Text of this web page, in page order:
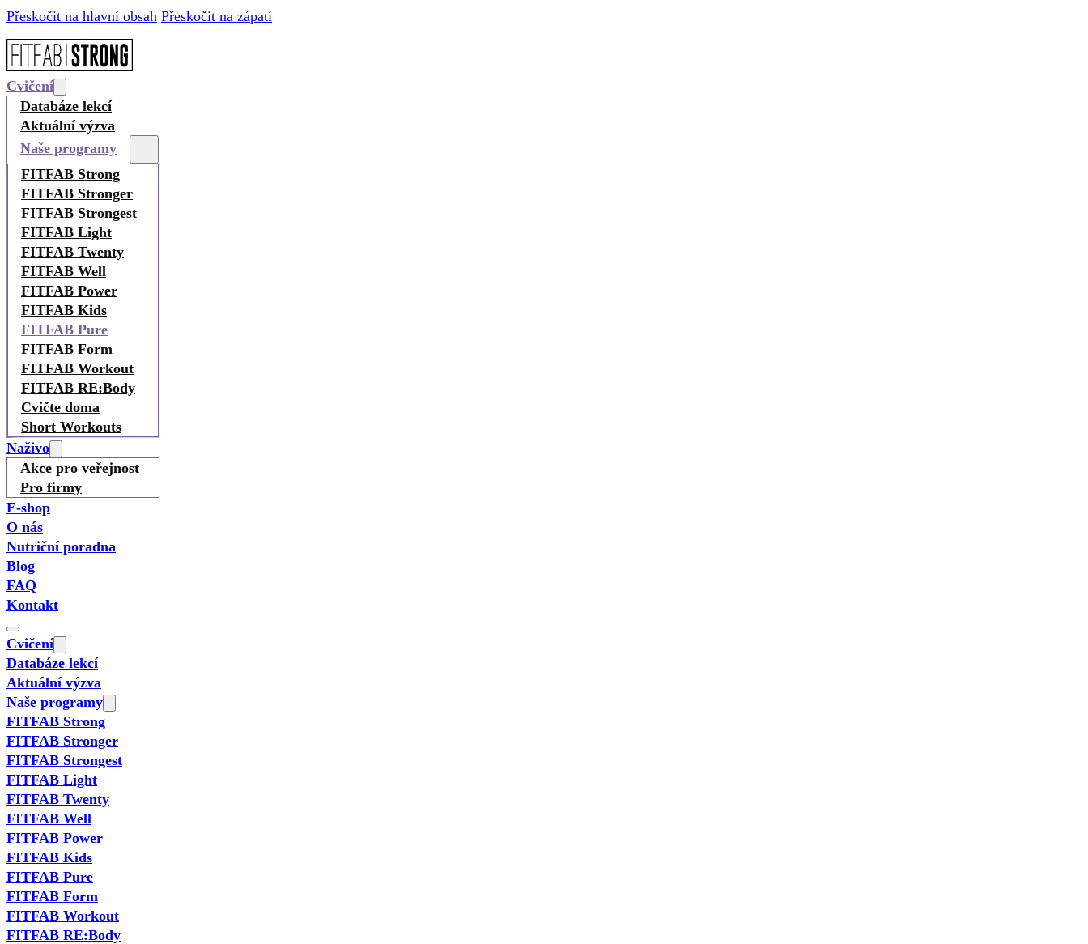
Přeskočit na hlavní obsah Přeskočit na zápatí
Cvičení
Databáze lekcí
Aktuální výzva
Naše programy
FITFAB Strong
FITFAB Stronger
FITFAB Strongest
FITFAB Light
FITFAB Twenty
FITFAB Well
FITFAB Power
FITFAB Kids
FITFAB Pure
FITFAB Form
FITFAB Workout
FITFAB RE:Body
Cvičte doma
Short Workouts
Naživo
Akce pro veřejnost
Pro firmy
E-shop
O nás
Nutriční poradna
Blog
FAQ
Kontakt
Cvičení
Databáze lekcí
Aktuální výzva
Naše programy
FITFAB Strong
FITFAB Stronger
FITFAB Strongest
FITFAB Light
FITFAB Twenty
FITFAB Well
FITFAB Power
FITFAB Kids
FITFAB Pure
FITFAB Form
FITFAB Workout
FITFAB RE:Body